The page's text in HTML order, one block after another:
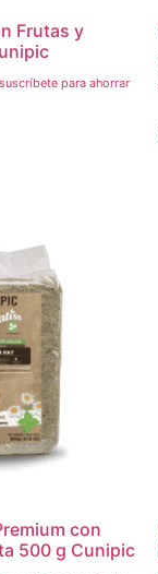
Frutas y
para ahorrar
con
500 g Cunipic